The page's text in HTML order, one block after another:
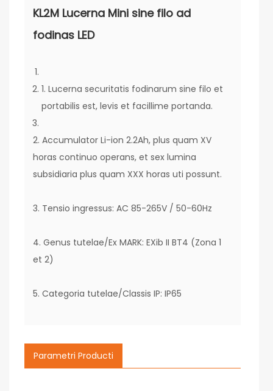
KL2M Lucerna Mini sine filo ad
fodinas LED
1. Lucerna securitatis fodinarum sine filo et
portabilis est, levis et facillime portanda.
2. Accumulator Li-ion 2.2Ah, plus quam XV
horas continuo operans, et sex lumina
subsidiaria plus quam XXX horas uti possunt.
3. Tensio ingressus: AC 85-265V / 50-60Hz
4. Genus tutelae/Ex MARK: EXib II BT4 (Zona 1
et 2)
5. Categoria tutelae/Classis IP: IP65
Parametri Producti